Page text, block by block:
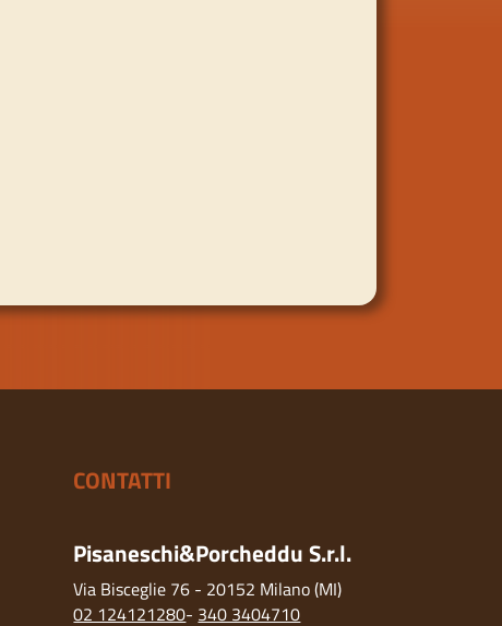
CONTATTI
Pisaneschi&Porcheddu S.r.l.
Via Bisceglie 76 - 20152 Milano (MI)
02 124121280- 340 3404710